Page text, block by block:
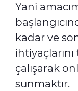
Yani
kadar ve
çalışarak
sunmaktır.